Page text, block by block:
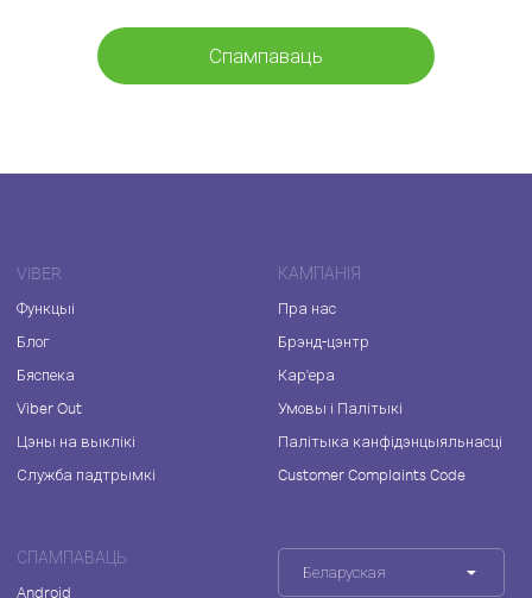
Спампаваць
VIBER
Функцыі
Блог
Бяспека
Viber Out
Цэны на выклікі
Служба падтрымкі
КАМПАНІЯ
Пра нас
Брэнд-цэнтр
Кар'ера
Умовы і Палітыкі
Палітыка канфідэнцыяльнасці
Customer Complaints Code
СПАМПАВАЦЬ
Android
Беларуская